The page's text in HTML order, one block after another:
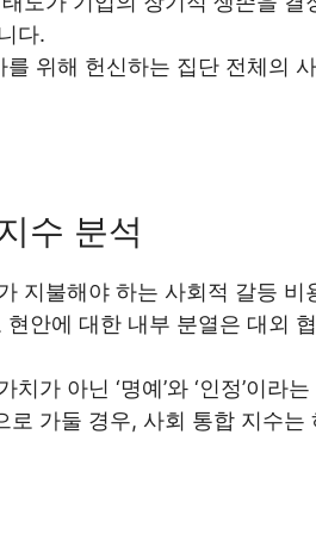
다.
위해 헌신하는 집단 전체의
수 분석
지불해야 하는 사회적 갈등
안에 대한 내부 분열은 대외
가 아닌 ‘명예’와 ‘인정’이라
가둘 경우, 사회 통합 지수